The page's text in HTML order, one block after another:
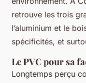
retrouve les trois
l’aluminium et le
spécificités, et
Le PVC pour sa
Longtemps perçu